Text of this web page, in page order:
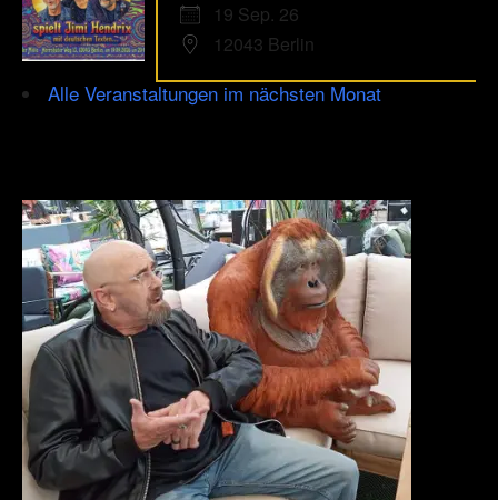
19 Sep. 26
12043 Berlin
Alle Veranstaltungen im nächsten Monat